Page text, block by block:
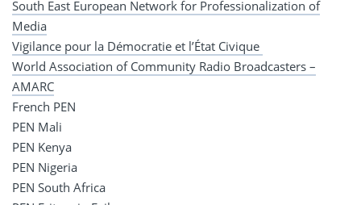
South East European Network for Professionalization of
Media
Vigilance pour la Démocratie et l’État Civique
World Association of Community Radio Broadcasters –
AMARC
French PEN
PEN Mali
PEN Kenya
PEN Nigeria
PEN South Africa